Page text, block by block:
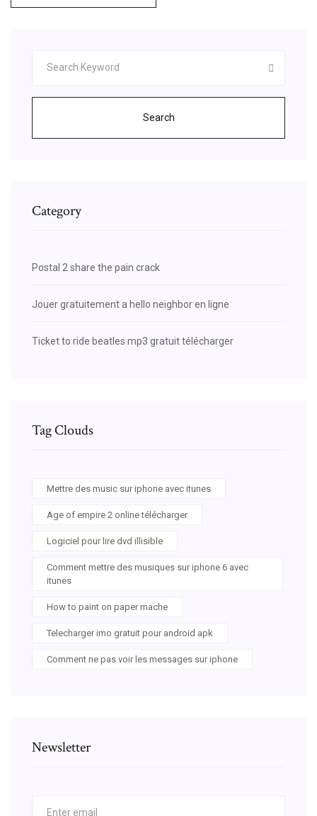
Search
Category
Postal 2 share the pain crack
Jouer gratuitement a hello neighbor en ligne
Ticket to ride beatles mp3 gratuit télécharger
Tag Clouds
Mettre des music sur iphone avec itunes
Age of empire 2 online télécharger
Logiciel pour lire dvd illisible
Comment mettre des musiques sur iphone 6 avec
itunes
How to paint on paper mache
Telecharger imo gratuit pour android apk
Comment ne pas voir les messages sur iphone
Newsletter